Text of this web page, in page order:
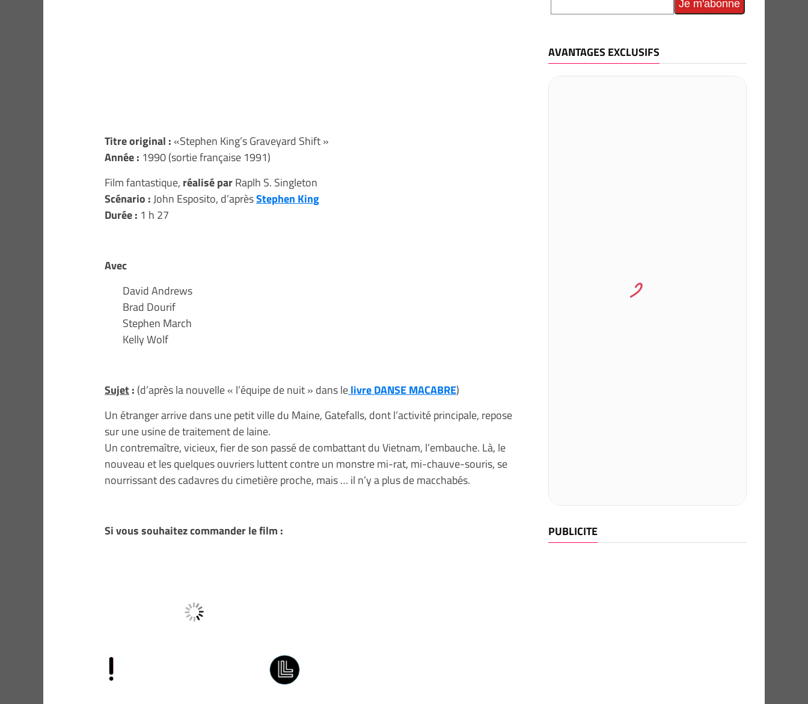
Titre original :«Stephen King’s Graveyard Shift »
Année : 1990 (sortie française 1991)
Film fantastique, réalisé parRaplh S. Singleton
Scénario :John Esposito, d’aprèsStephen King
Durée : 1 h 27
Avec
David Andrews
Brad Dourif
Stephen March
Kelly Wolf
Sujet : (d’après la nouvelle « l’équipe de nuit » dans lelivre DANSE MACABRE)
Un étranger arrive dans une petit ville du Maine, Gatefalls, dont l’activité principale, repose
sur une usine de traitement de laine.
Un contremaître, vicieux, fier de son passé de combattant du Vietnam, l’embauche. Là, le
nouveau et les quelques ouvriers luttent contre un monstre mi-rat, mi-chauve-souris, se
nourrissant des cadavres du cimetière proche, mais … il n’y a plus de macchabés.
Si vous souhaitez commander le film :
AVANTAGES EXCLUSIFS
PUBLICITE